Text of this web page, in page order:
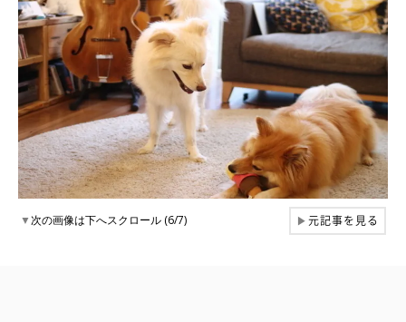
▼次の画像は下へスクロール (6/7) ▶元記事を見る